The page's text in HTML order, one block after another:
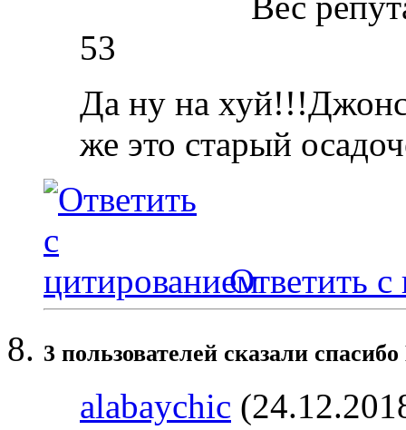
53
Да ну на
же это старый
Ответить с
3 пользователей сказали
alabaychic